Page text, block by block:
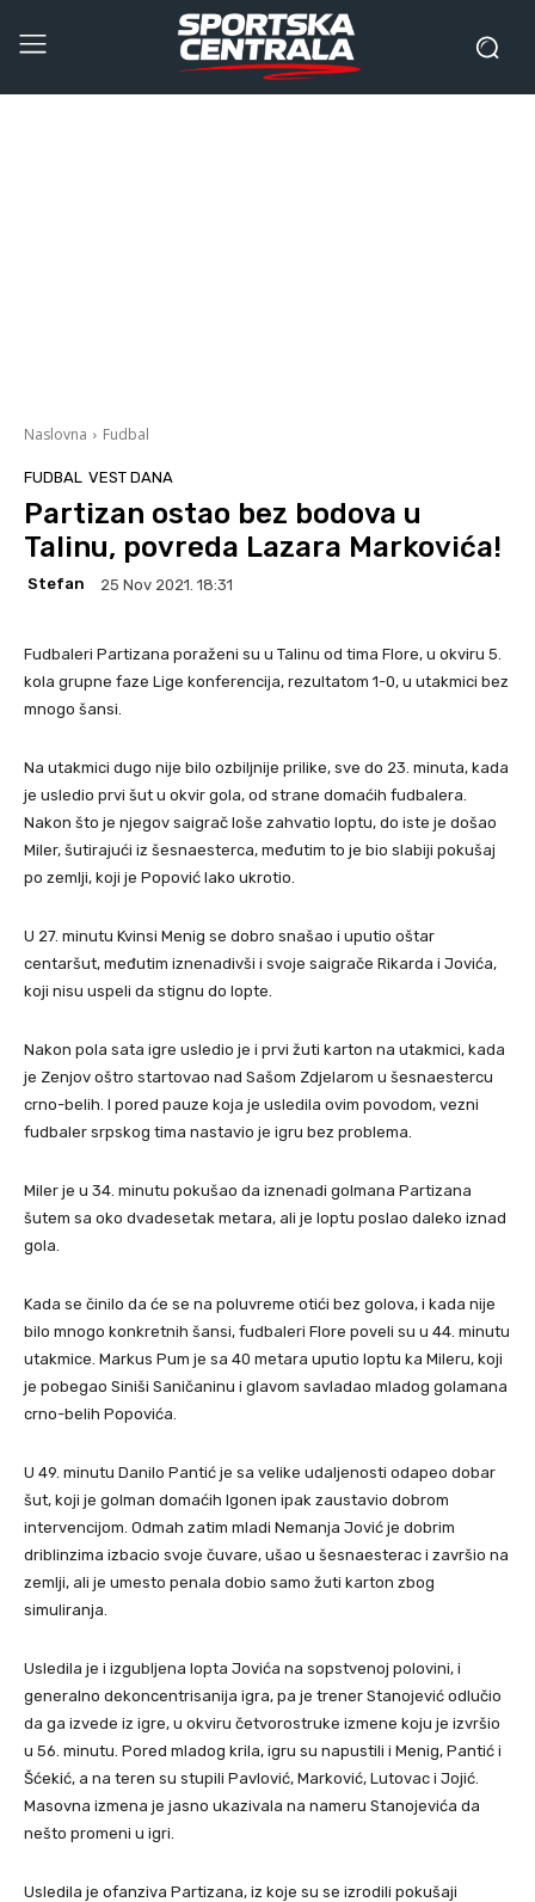
Naslovna Fudbal
FUDBAL VEST DANA
Partizan ostao bez bodova u
Talinu, povreda Lazara Markovića!
Stefan 25 Nov 2021. 18:31
Fudbaleri Partizana poraženi su u Talinu od tima Flore, u okviru 5.
kola grupne faze Lige konferencija, rezultatom 1-0, u utakmici bez
mnogo šansi.
Na utakmici dugo nije bilo ozbiljnije prilike, sve do 23. minuta, kada
je usledio prvi šut u okvir gola, od strane domaćih fudbalera.
Nakon što je njegov saigrač loše zahvatio loptu, do iste je došao
Miler, šutirajući iz šesnaesterca, međutim to je bio slabiji pokušaj
po zemlji, koji je Popović lako ukrotio.
U 27. minutu Kvinsi Menig se dobro snašao i uputio oštar
centaršut, međutim iznenadivši i svoje saigrače Rikarda i Jovića,
koji nisu uspeli da stignu do lopte.
Nakon pola sata igre usledio je i prvi žuti karton na utakmici, kada
je Zenjov oštro startovao nad Sašom Zdjelarom u šesnaestercu
crno-belih. I pored pauze koja je usledila ovim povodom, vezni
fudbaler srpskog tima nastavio je igru bez problema.
Miler je u 34. minutu pokušao da iznenadi golmana Partizana
šutem sa oko dvadesetak metara, ali je loptu poslao daleko iznad
gola.
Kada se činilo da će se na poluvreme otići bez golova, i kada nije
bilo mnogo konkretnih šansi, fudbaleri Flore poveli su u 44. minutu
utakmice. Markus Pum je sa 40 metara uputio loptu ka Mileru, koji
je pobegao Siniši Saničaninu i glavom savladao mladog golamana
crno-belih Popovića.
U 49. minutu Danilo Pantić je sa velike udaljenosti odapeo dobar
šut, koji je golman domaćih Igonen ipak zaustavio dobrom
intervencijom. Odmah zatim mladi Nemanja Jović je dobrim
driblinzima izbacio svoje čuvare, ušao u šesnaesterac i završio na
zemlji, ali je umesto penala dobio samo žuti karton zbog
simuliranja.
Usledila je i izgubljena lopta Jovića na sopstvenoj polovini, i
generalno dekoncentrisanija igra, pa je trener Stanojević odlučio
da ga izvede iz igre, u okviru četvorostruke izmene koju je izvršio
u 56. minutu. Pored mladog krila, igru su napustili i Menig, Pantić i
Šćekić, a na teren su stupili Pavlović, Marković, Lutovac i Jojić.
Masovna izmena je jasno ukazivala na nameru Stanojevića da
nešto promeni u igri.
Usledila je ofanziva Partizana, iz koje su se izrodili pokušaji